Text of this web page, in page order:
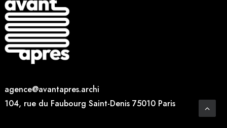
agence@avantapres.archi
104, rue du Faubourg Saint-Denis 75010 Paris